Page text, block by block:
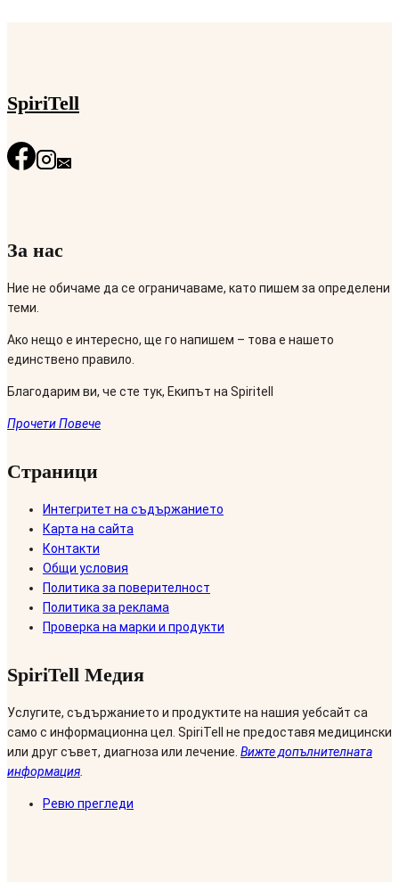
SpiriTell
За нас
Ние не обичаме да се ограничаваме, като пишем за определени
теми.
Ако нещо е интересно, ще го напишем – това е нашето
единствено правило.
Благодарим ви, че сте тук, Екипът на Spiritell
Прочети Повече
Страници
Интегритет на съдържанието
Карта на сайта
Контакти
Общи условия
Политика за поверителност
Политика за реклама
Проверка на марки и продукти
SpiriTell Медия
Услугите, съдържанието и продуктите на нашия уебсайт са
само с информационна цел. SpiriTell не предоставя медицински
или друг съвет, диагноза или лечение. Вижте допълнителната
информация.
Ревю прегледи